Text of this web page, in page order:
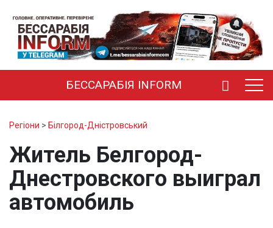
БЕССАРАБІЯ INFORM
Регіони > Білгород-Дністровський
Житель Белгород-
Днестровского выиграл
автомобиль